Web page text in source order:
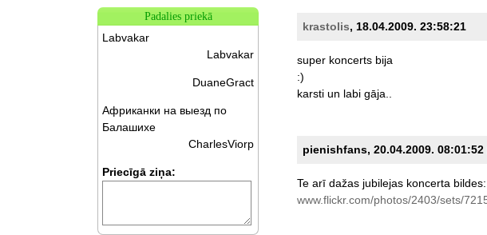
krastolis, 18.04.2009. 23:58:21
super koncerts bija
:)
karsti un labi gāja..
pienishfans, 20.04.2009. 08:01:52
Te arī dažas jubilejas koncerta bildes:
www.flickr.com/photos/2403/sets/
Padalies priekā
Labvakar
Labvakar
DuaneGract
Африканки на выезд по
Балашихе
CharlesViorp
Priecīgā ziņa: